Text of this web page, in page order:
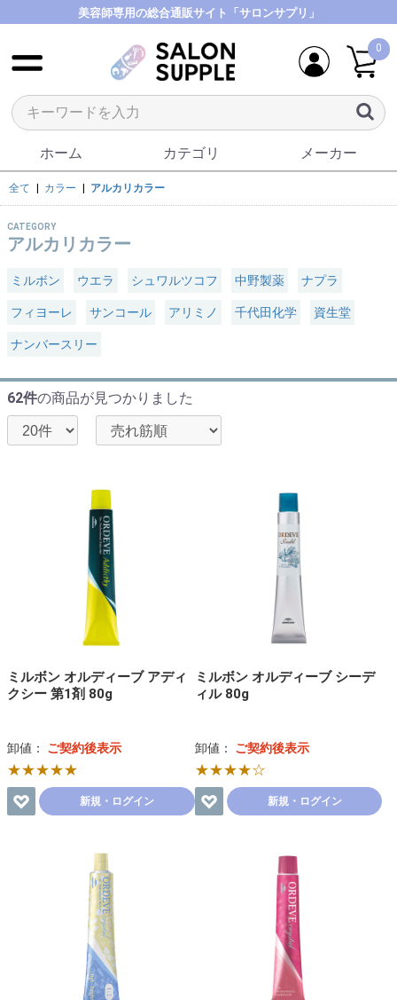
美容師専用の総合通販サイト「サロンサプリ」
0
ホーム カテゴリ メーカー
全て カラー アルカリカラー
CATEGORY
アルカリカラー
ミルボン ウエラ シュワルツコフ 中野製薬 ナプラ
フィヨーレ サンコール アリミノ 千代田化学 資生堂
ナンバースリー
62件の商品が見つかりました
ミルボン オルディーブ アディ
クシー 第1剤 80g
卸値： ご契約後表示
★★★★★
新規・ログイン
ミルボン オルディーブ シーデ
ィル 80g
卸値： ご契約後表示
★★★★☆
新規・ログイン